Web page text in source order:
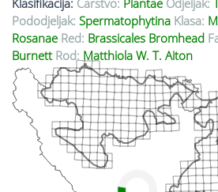
Klasifikacija: Carstvo: Plantae Odjeljak:
Pododjeljak: Spermatophytina Klasa:
Rosanae Red: Brassicales Bromhead
Burnett Rod: Matthiola W. T. Aiton